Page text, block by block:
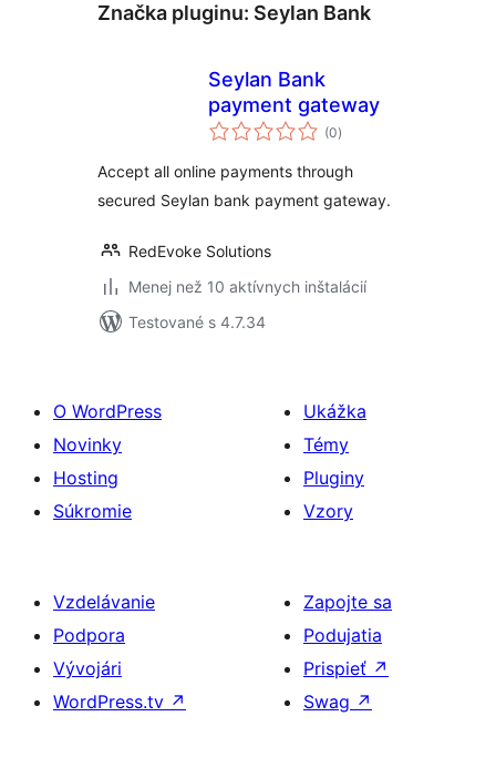
Značka pluginu: Seylan Bank
Seylan Bank
payment gateway
(0celkové
hodnotenie
)
Accept all online payments through
secured Seylan bank payment gateway.
RedEvoke Solutions
Menej než 10 aktívnych inštalácií
Testované s 4.7.34
O WordPress
Novinky
Hosting
Súkromie
Ukážka
Témy
Pluginy
Vzory
Vzdelávanie
Podpora
Vývojári
WordPress.tv ↗
Zapojte sa
Podujatia
Prispieť ↗
Swag ↗